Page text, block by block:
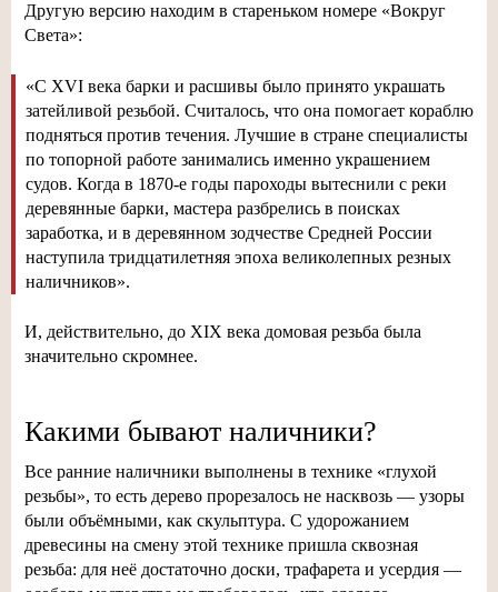
Другую версию находим в стареньком номере «Вокруг
Света»:
«С XVI века барки и расшивы было принято украшать
затейливой резьбой. Считалось, что она помогает кораблю
подняться против течения. Лучшие в стране специалисты
по топорной работе занимались именно украшением
судов. Когда в 1870-е годы пароходы вытеснили с реки
деревянные барки, мастера разбрелись в поисках
заработка, и в деревянном зодчестве Средней России
наступила тридцатилетняя эпоха великолепных резных
наличников».
И, действительно, до XIX века домовая резьба была
значительно скромнее.
Какими бывают наличники?
Все ранние наличники выполнены в технике «глухой
резьбы», то есть дерево прорезалось не насквозь — узоры
были объёмными, как скульптура. С удорожанием
древесины на смену этой технике пришла сквозная
резьба: для неё достаточно доски, трафарета и усердия —